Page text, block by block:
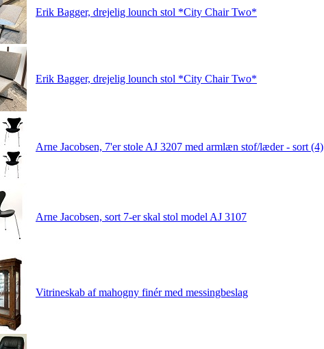
Erik Bagger, drejelig lounch stol *City Chair Two*
Erik Bagger, drejelig lounch stol *City Chair Two*
Arne Jacobsen, 7'er stole AJ 3207 med armlæn stof/læder - sort (4)
Arne Jacobsen, sort 7-er skal stol model AJ 3107
Vitrineskab af mahogny finér med messingbeslag